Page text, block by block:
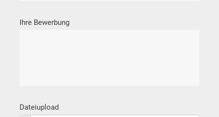
Ihre Bewerbung
Dateiupload